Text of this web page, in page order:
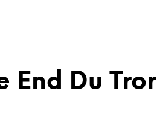
End Du Tror